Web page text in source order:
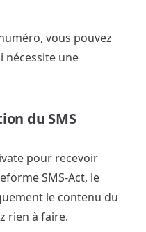
vous pouvez
nécessite une
du SMS
pour recevoir
SMS-Act, le
le contenu du
rien à faire.